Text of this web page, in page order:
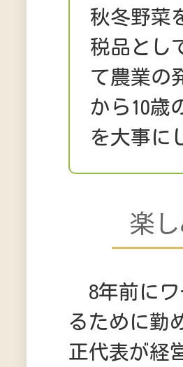
秋冬野菜
税品とし
て農業の
から10歳
を大事に
楽
8年前にワ
るために勤
正代表が経